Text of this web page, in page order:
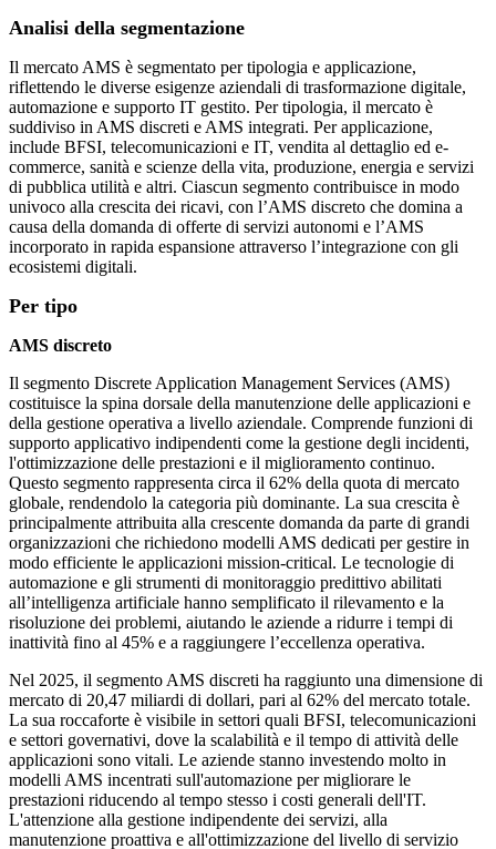
Analisi della segmentazione
Il mercato AMS è segmentato per tipologia e applicazione,
riflettendo le diverse esigenze aziendali di trasformazione digitale,
automazione e supporto IT gestito. Per tipologia, il mercato è
suddiviso in AMS discreti e AMS integrati. Per applicazione,
include BFSI, telecomunicazioni e IT, vendita al dettaglio ed e-
commerce, sanità e scienze della vita, produzione, energia e servizi
di pubblica utilità e altri. Ciascun segmento contribuisce in modo
univoco alla crescita dei ricavi, con l’AMS discreto che domina a
causa della domanda di offerte di servizi autonomi e l’AMS
incorporato in rapida espansione attraverso l’integrazione con gli
ecosistemi digitali.
Per tipo
AMS discreto
Il segmento Discrete Application Management Services (AMS)
costituisce la spina dorsale della manutenzione delle applicazioni e
della gestione operativa a livello aziendale. Comprende funzioni di
supporto applicativo indipendenti come la gestione degli incidenti,
l'ottimizzazione delle prestazioni e il miglioramento continuo.
Questo segmento rappresenta circa il 62% della quota di mercato
globale, rendendolo la categoria più dominante. La sua crescita è
principalmente attribuita alla crescente domanda da parte di grandi
organizzazioni che richiedono modelli AMS dedicati per gestire in
modo efficiente le applicazioni mission-critical. Le tecnologie di
automazione e gli strumenti di monitoraggio predittivo abilitati
all’intelligenza artificiale hanno semplificato il rilevamento e la
risoluzione dei problemi, aiutando le aziende a ridurre i tempi di
inattività fino al 45% e a raggiungere l’eccellenza operativa.
Nel 2025, il segmento AMS discreti ha raggiunto una dimensione di
mercato di 20,47 miliardi di dollari, pari al 62% del mercato totale.
La sua roccaforte è visibile in settori quali BFSI, telecomunicazioni
e settori governativi, dove la scalabilità e il tempo di attività delle
applicazioni sono vitali. Le aziende stanno investendo molto in
modelli AMS incentrati sull'automazione per migliorare le
prestazioni riducendo al tempo stesso i costi generali dell'IT.
L'attenzione alla gestione indipendente dei servizi, alla
manutenzione proattiva e all'ottimizzazione del livello di servizio